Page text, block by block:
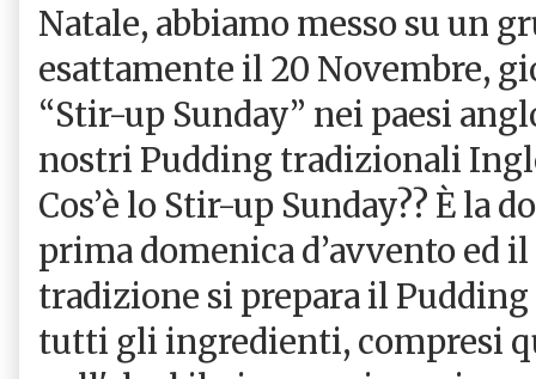
Natale, abbiamo messo su un
esattamente il 20 Novembre,
“Stir-up Sunday” nei paesi
nostri Pudding tradizionali
Cos’è lo Stir-up Sunday?? È la
prima domenica d’avvento ed
tradizione si prepara il
tutti gli ingredienti, compresi